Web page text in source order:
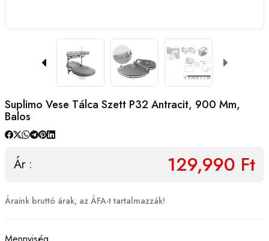
Suplimo Vese Tálca Szett P32 Antracit, 900 Mm,
Balos
Ár : 129,990 Ft
Áraink bruttó árak, az ÁFA-t tartalmazzák!